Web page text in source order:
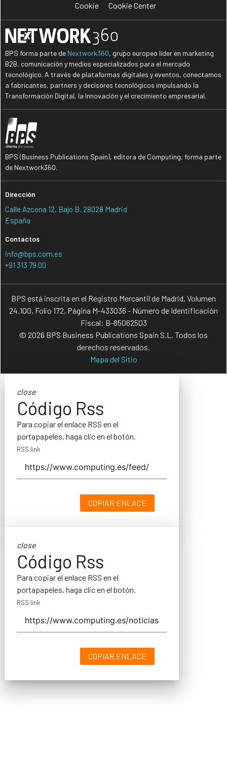
Cookie
Cookie Center
BPS forma parte de Nextwork360, grupo europeo líder en marketing
B2B, comunicación y medios especializados para el mercado
tecnológico. A través de plataformas digitales y eventos, conectamos
a fabricantes, partners y decisores tecnológicos impulsando la
Transformación Digital, la Innovación y el crecimiento empresarial.
BPS (Business Publications Spain), editora de Computing, forma parte
de Nextwork360.
Dirección
Calle Azcona 12, Bajo B, 28028 Madrid
España
Contactos
info@bps.com.es
+91 313 79 00
BPS está inscrita en el Registro Mercantil de Madrid, Volumen
24.100, Folio 172, Página M-433036 - Número de Identificación
Fiscal: B-85062503
© 2026 BPS Business Publications Spain S.L. Todos los
derechos reservados.
Mapa del Sitio
close
Código Rss
Para copiar el enlace RSS en el
portapapeles, haga clic en el botón.
RSS link
COPIAR ENLACE
close
Código Rss
Para copiar el enlace RSS en el
portapapeles, haga clic en el botón.
RSS link
COPIAR ENLACE